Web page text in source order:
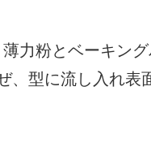
薄力粉とベーキン
、型に流し入れ表